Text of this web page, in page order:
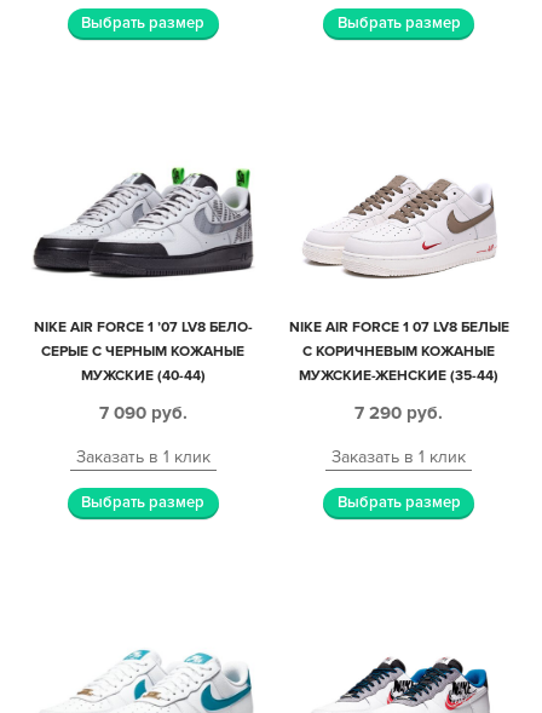
Выбрать размер Выбрать размер
NIKE AIR FORCE 1 ’07 LV8 БЕЛО-
СЕРЫЕ С ЧЕРНЫМ КОЖАНЫЕ
МУЖСКИЕ (40-44)
7 090 руб.
Заказать в 1 клик
Выбрать размер
NIKE AIR FORCE 1 07 LV8 БЕЛЫЕ
С КОРИЧНЕВЫМ КОЖАНЫЕ
МУЖСКИЕ-ЖЕНСКИЕ (35-44)
7 290 руб.
Заказать в 1 клик
Выбрать размер